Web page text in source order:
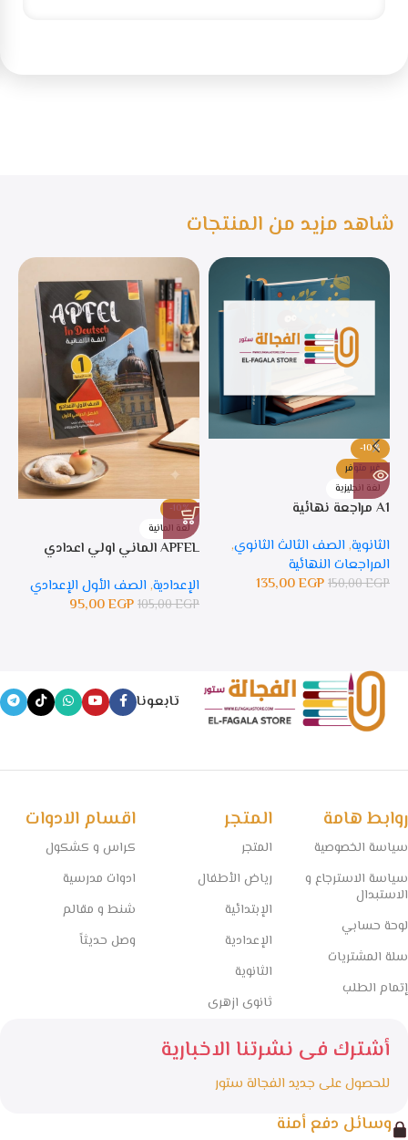
شاهد مزيد من المنتجات
-10%
غير متوفر
لغة انجليزية
A1 مراجعة نهائية
الثانوية, الصف الثالث الثانوي,
المراجعات النهائية
150,00EGP
135,00EGP
-10%
لغة المانية
APFEL الماني اولي اعدادي
الإعدادية, الصف الأول الإعدادي
105,00EGP
95,00EGP
تابعونا
روابط هامة
سياسة الخصوصية
سياسة الاسترجاع و
الاستبدال
لوحة حسابي
سلة المشتريات
إتمام الطلب
المتجر
المتجر
رياض الأطفال
الإبتدائية
الإعدادية
الثانوية
ثانوى ازهرى
اقسام الادوات
كراس و كشكول
ادوات مدرسية
شنط و مقالم
وصل حديثاً
أشترك فى نشرتنا الاخبارية
للحصول على جديد الفجالة ستور
وسائل دفع أمنة